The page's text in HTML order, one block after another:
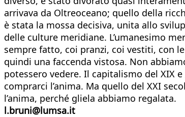
arrivava da Oltreoceano; quello della
è stata la mossa decisiva, unita allo
delle culture meridiane. L’umanesimo
sempre fatto, coi pranzi, coi vestiti, con
quindi una faccenda vistosa. Non
potessero vedere. Il capitalismo del XIX
comprarci l’anima. Ma quello del XXI
l’anima, perché gliela abbiamo regalata.
l.bruni@lumsa.it